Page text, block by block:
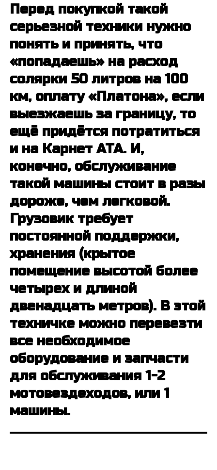
Перед покупкой такой
серьезной техники нужно
понять и принять, что
«попадаешь» на расход
солярки 50 литров на 100
км, оплату «Платона», если
выезжаешь за границу, то
ещё придётся потратиться
и на Карнет АТА. И,
конечно, обслуживание
такой машины стоит в разы
дороже, чем легковой.
Грузовик требует
постоянной поддержки,
хранения (крытое
помещение высотой более
четырех и длиной
двенадцать метров). В этой
техничке можно перевезти
все необходимое
оборудование и запчасти
для обслуживания 1-2
мотовездеходов, или 1
машины.
СОРЕВНОВАНИЯ
ПОД ЭГИДОЙ
Автономная некоммерческая организация
«Команда развития автомотоспорта и
спортивного туризма»
ОГРН 1267800008761
Организатор соревнования
ИП БОАГИ Е.З.
ИНН 662512230728
ОГРНИП 320784700156625
Инициатор Alpha Race